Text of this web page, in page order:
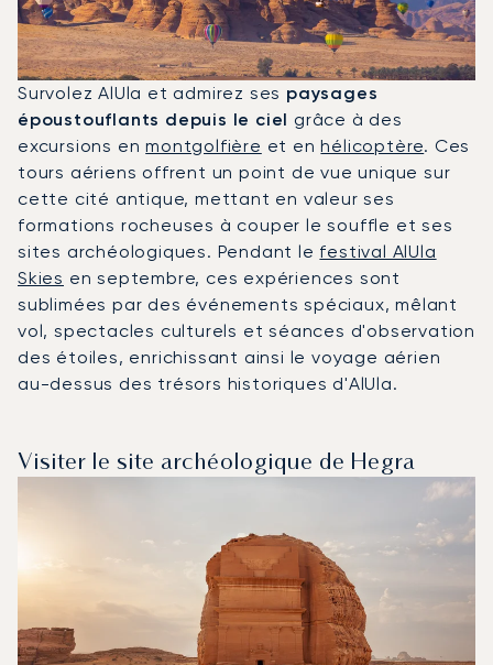
Survolez AlUla et admirez ses paysages
époustouflants depuis le ciel grâce à des
excursions enmontgolfière et enhélicoptère. Ces
tours aériens offrent un point de vue unique sur
cette cité antique, mettant en valeur ses
formations rocheuses à couper le souffle et ses
sites archéologiques. Pendant le festival AlUla
Skies en septembre, ces expériences sont
sublimées par des événements spéciaux, mêlant
vol, spectacles culturels et séances d'observation
des étoiles, enrichissant ainsi le voyage aérien
au-dessus des trésors historiques d'AlUla.
Visiter le site archéologique de Hegra